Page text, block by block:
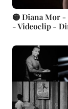
🟡 Diana Mor -
- Videoclip -